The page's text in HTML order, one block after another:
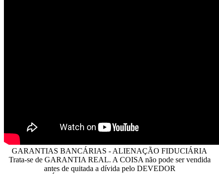
GARANTIAS BANCÁRIAS - ALIENAÇÃO FIDUCIÁRIA
Trata-se de GARANTIA REAL. A COISA não pode ser vendida
antes de quitada a dívida pelo DEVEDOR